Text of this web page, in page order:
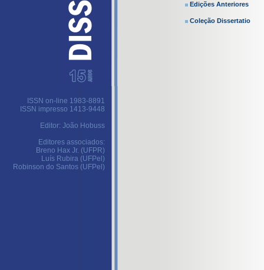
ISSN on-line 1983-8891
ISSN impresso 1413-9448
Editor: João Hobuss
Editores associados:
Breno Hax Jr. (UFPR)
Luís Rubira (UFPel)
Robinson do Santos (UFPel)
Edições Anteriores
Coleção Dissertatio